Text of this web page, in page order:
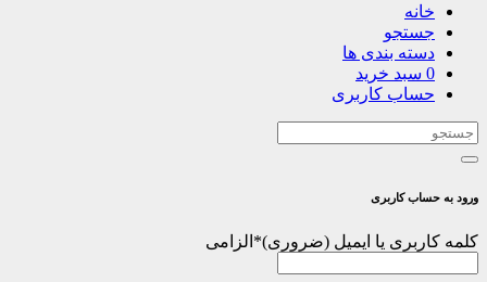
خانه
جستجو
دسته بندی ها
0 سبد خرید
حساب کاربری
ورود به حساب کاربری
کلمه کاربری یا ایمیل * الزامی